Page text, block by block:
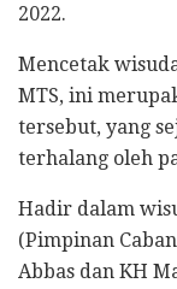
2022.
Mencetak
MTS, ini
tersebut, yang
terhalang oleh
Hadir dalam
(Pimpinan
Abbas dan KH